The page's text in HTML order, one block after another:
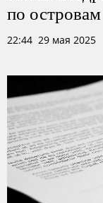
по
22:44 29 мая 2025